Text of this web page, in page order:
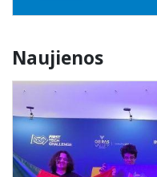
Atlyginimas už ugdymą
Naujienos